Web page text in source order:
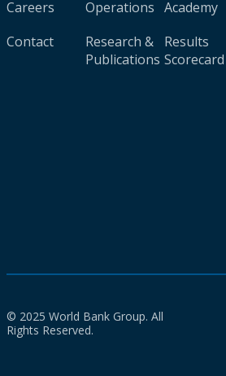
Careers
Contact
Operations
Research &
Publications
Academy
Results
Scorecard
© 2025 World Bank Group. All
Rights Reserved.